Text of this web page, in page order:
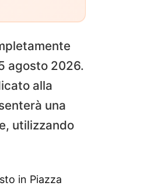
agosto 2026.
alla
una
utilizzando
in Piazza